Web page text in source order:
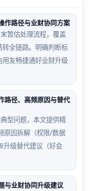
作路径与业财协同方案
暂估处理流程，覆盖
全链路。明确判断标
友畅捷通好业财升级
路径、高频原因与替代
型问题，本文提供精
原因拆解（权限/数据
升级替代建议（好会
与业财协同升级建议